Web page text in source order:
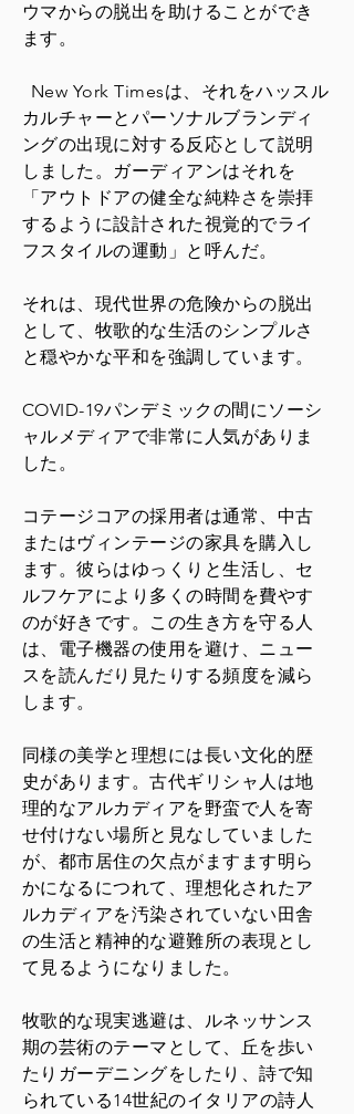
ウマからの脱出を助けることができ
ます。
New York Timesは、それをハッスル
カルチャーとパーソナルブランディ
ングの出現に対する反応として説明
しました。ガーディアンはそれを
「アウトドアの健全な純粋さを崇拝
するように設計された視覚的でライ
フスタイルの運動」と呼んだ。
それは、現代世界の危険からの脱出
として、牧歌的な生活のシンプルさ
と穏やかな平和を強調しています。
COVID-19パンデミックの間にソーシ
ャルメディアで非常に人気がありま
した。
コテージコアの採用者は通常、中古
またはヴィンテージの家具を購入し
ます。彼らはゆっくりと生活し、セ
ルフケアにより多くの時間を費やす
のが好きです。この生き方を守る人
は、電子機器の使用を避け、ニュー
スを読んだり見たりする頻度を減ら
します。
同様の美学と理想には長い文化的歴
史があります。古代ギリシャ人は地
理的なアルカディアを野蛮で人を寄
せ付けない場所と見なしていました
が、都市居住の欠点がますます明ら
かになるにつれて、理想化されたア
ルカディアを汚染されていない田舎
の生活と精神的な避難所の表現とし
て見るようになりました。
牧歌的な現実逃避は、ルネッサンス
期の芸術のテーマとして、丘を歩い
たりガーデニングをしたり、詩で知
られている14世紀のイタリアの詩人